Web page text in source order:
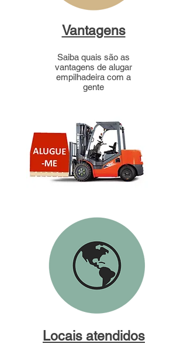
Vantagens
Saiba quais são as
vantagens de alugar
empilhadeira com a
gente
Locais atendidos